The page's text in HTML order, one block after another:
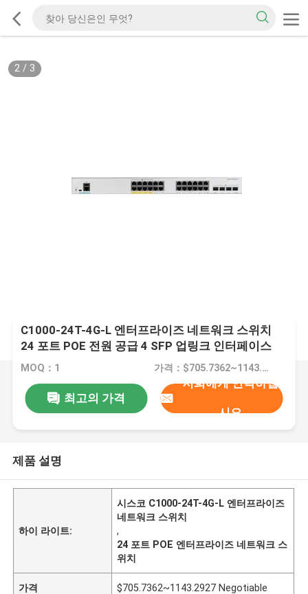
2/ 3
C1000-24T-4G-L 엔터프라이즈 네트워크 스위치
24 포트 POE 전원 공급 4 SFP 업링크 인터페이스
MOQ：1 가격：$705.7362~1143.2927 Negotiable
최고의 가격
저희에게 연락하십
시오
제품 설명
하이 라이트:
시스코 C1000-24T-4G-L 엔터프라이즈
네트워크 스위치
,
24 포트 POE 엔터프라이즈 네트워크 스
위치
가격 $705.7362~1143.2927 Negotiable